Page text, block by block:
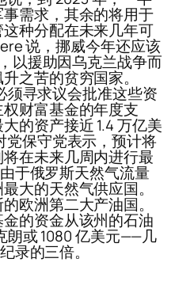
需求，其余的将用于
种分配在未来几年可
说，挪威今年还应该
以援助因乌克兰战争而
之苦的贫穷国家。
须寻求议会批准这些资
财富基金的年度支
的资产接近 1.4 万亿美
党保守党表示，预计将
在未来几周内进行最
于俄罗斯天然气流量
大的天然气供应国。
欧洲第二大产油国。
的资金从该州的石油
朗或 1080 亿美元——几
录的三倍。